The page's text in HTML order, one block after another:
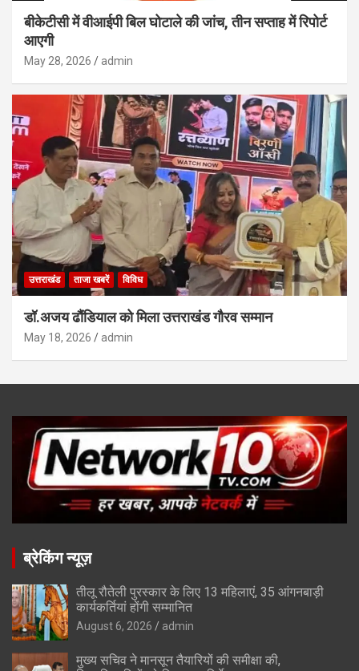
बीकेटीसी में वीआईपी बिल घोटाले की जांच, तीन सप्ताह में रिपोर्ट
आएगी
May 28, 2026 admin
उत्तराखंड ताजा खबरें विविध
डॉ.अजय ढौंडियाल को मिला उत्तराखंड गौरव सम्मान
May 18, 2026 admin
ब्रेकिंग न्यूज़
तीलू रौतेली पुरस्कार के लिए 13 महिलाएं, 35 आंगनबाड़ी
कार्यकर्तियां होंगी सम्मानित
August 6, 2026 admin
मुख्य सचिव ने मानसून तैयारियों की समीक्षा की,